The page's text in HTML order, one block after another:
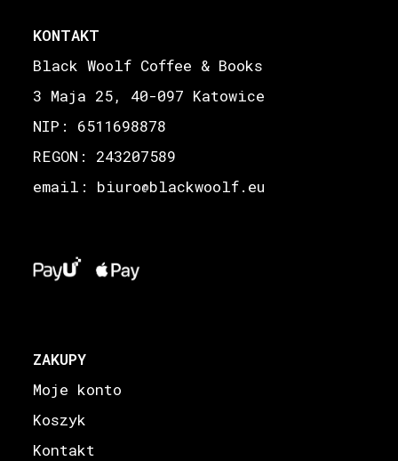
KONTAKT
Black Woolf Coffee & Books
3 Maja 25, 40-097 Katowice
NIP: 6511698878
REGON: 243207589
email: biuro@blackwoolf.eu
ZAKUPY
Moje konto
Koszyk
Kontakt